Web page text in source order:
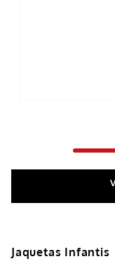
Jaquetas Infantis